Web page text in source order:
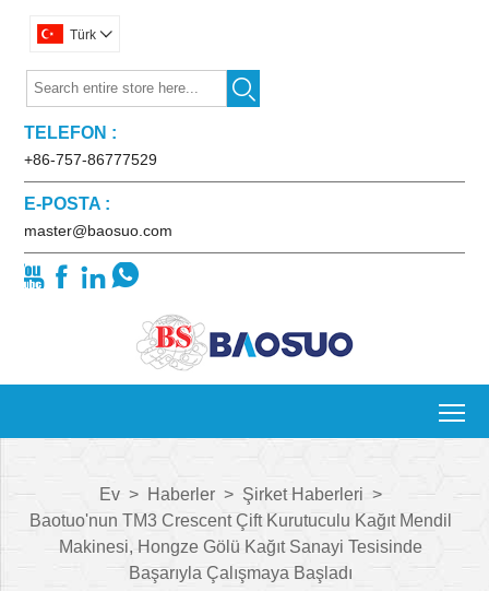
Türk 

TELEFON :
+86-757-86777529
E-POSTA :
master@baosuo.com
   
Ev > Haberler > Şirket Haberleri >
Baotuo'nun TM3 Crescent Çift Kurutuculu Kağıt Mendil
Makinesi, Hongze Gölü Kağıt Sanayi Tesisinde
Başarıyla Çalışmaya Başladı